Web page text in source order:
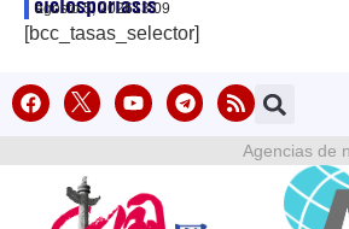
ciclosporiasis
agosto 5, 202613:09
[bcc_tasas_selector]
Agencias de